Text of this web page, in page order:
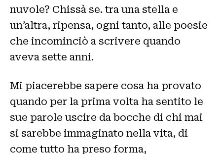
nuvole? Chissà se. tra una stella e
un’altra, ripensa, ogni tanto, alle poesie
che incominciò a scrivere quando
aveva sette anni.
Mi piacerebbe sapere cosa ha provato
quando per la prima volta ha sentito le
sue parole uscire da bocche di chi mai
si sarebbe immaginato nella vita, di
come tutto ha preso forma,